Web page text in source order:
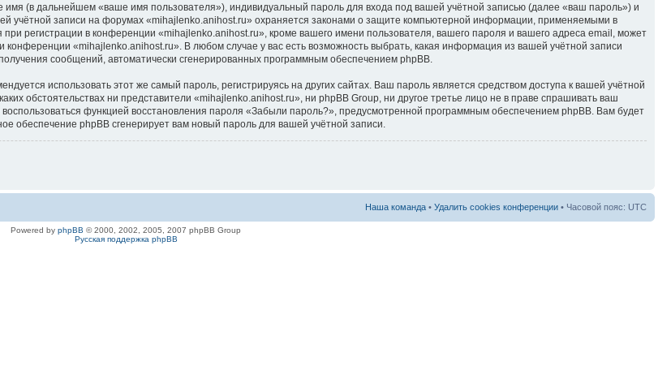
(в дальнейшем «ваше имя пользователя»), индивидуальный пароль для входа под вашей учётной записью (далее «ваш пароль») и
записи на форумах «mihajlenko.anihost.ru» охраняется законами о защите компьютерной информации, применяемыми в
регистрации в конференции «mihajlenko.anihost.ru», кроме вашего имени пользователя, вашего пароля и вашего адреса email, может
конференции «mihajlenko.anihost.ru». В любом случае у вас есть возможность выбрать, какая информация из вашей учётной записи
сообщений, автоматически сгенерированных программным обеспечением phpBB.
использовать этот же самый пароль, регистрируясь на других сайтах. Ваш пароль является средством доступа к вашей учётной
обстоятельствах ни представители «mihajlenko.anihost.ru», ни phpBB Group, ни другое третье лицо не в праве спрашивать ваш
функцией восстановления пароля «Забыли пароль?», предусмотренной программным обеспечением phpBB. Вам будет
обеспечение phpBB сгенерирует вам новый пароль для вашей учётной записи.
Наша команда • Удалить cookies конференции • Часовой пояс: UTC
Powered by phpBB © 2000, 2002, 2005, 2007 phpBB Group
Русская поддержка phpBB